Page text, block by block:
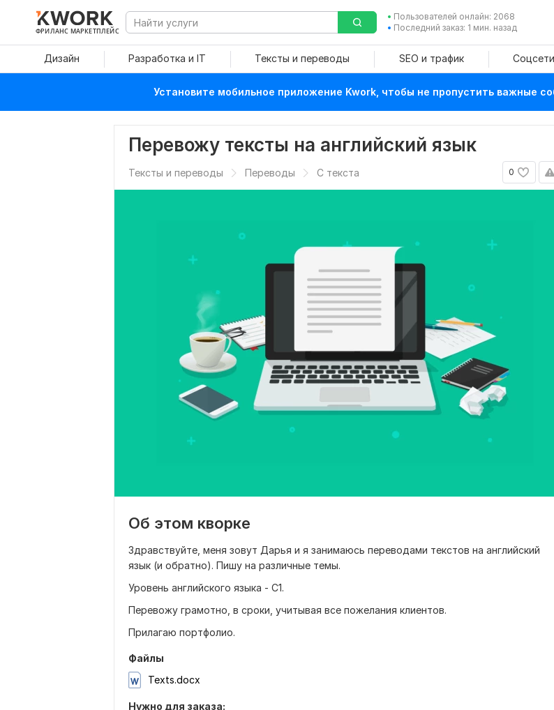
ФРИЛАНС МАРКЕТПЛЕЙС
Пользователей онлайн: 2068
Последний заказ: 1 мин. назад
Дизайн Разработка и IT Тексты и переводы SEO и трафик
Установите мобильное приложение Kwork, чтобы не пропустить важные
Перевожу тексты на английский язык
0
Тексты и переводы Переводы С текста
Об этом кворке
Здравствуйте, меня зовут Дарья и я занимаюсь переводами текстов на английский
язык (и обратно). Пишу на различные темы.
Уровень английского языка - С1.
Перевожу грамотно, в сроки, учитывая все пожелания клиентов.
Прилагаю портфолио.
Файлы
Texts.docx
Нужно для заказа: